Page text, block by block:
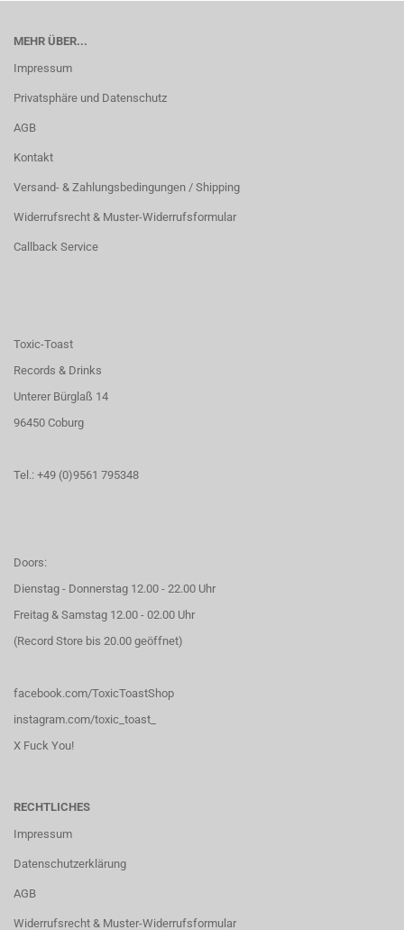
MEHR ÜBER...
Impressum
Privatsphäre und Datenschutz
AGB
Kontakt
Versand- & Zahlungsbedingungen / Shipping
Widerrufsrecht & Muster-Widerrufsformular
Callback Service
Toxic-Toast
Records & Drinks
Unterer Bürglaß 14
96450 Coburg
Tel.: +49 (0)9561 795348
Doors:
Dienstag - Donnerstag 12.00 - 22.00 Uhr
Freitag & Samstag 12.00 - 02.00 Uhr
(Record Store bis 20.00 geöffnet)
facebook.com/ToxicToastShop
instagram.com/toxic_toast_
X Fuck You!
RECHTLICHES
Impressum
Datenschutzerklärung
AGB
Widerrufsrecht & Muster-Widerrufsformular